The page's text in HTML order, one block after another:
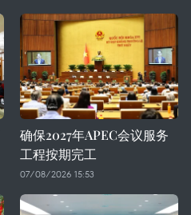
确保2027年APEC会议服务
工程按期完工
07/08/2026 15:53